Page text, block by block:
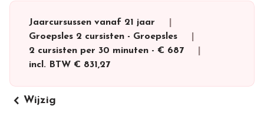
Jaarcursussen vanaf 21 jaar
Groepsles 2 cursisten - Groepsles
2 cursisten per 30 minuten - € 687
incl. BTW € 831,27
keyboard_arrow_left Wijzig